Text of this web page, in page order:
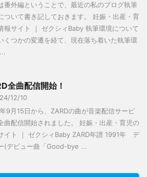
番外編ということで、最近の私のブログ執筆
ついて書き記しておきます。 妊娠・出産・育
報サイト ｜ ゼクシィBaby 執筆環境について
くつかの変遷を経て、現在落ち着いた執筆環
全曲配信開始！
12/10
9月15日から、ZARDの曲が音楽配信サービ
曲配信開始されました。 妊娠・出産・育児の
イト ｜ ゼクシィBaby ZARD年譜 1991年 デ
(デビュー曲「Good-bye ...